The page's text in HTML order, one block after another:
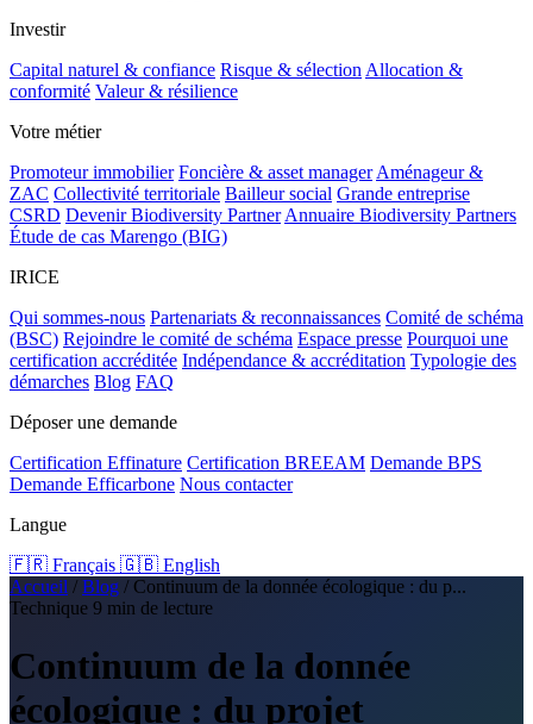
Investir
Capital naturel & confiance Risque & sélection Allocation &
conformité Valeur & résilience
Votre métier
Promoteur immobilier Foncière & asset manager Aménageur &
ZAC Collectivité territoriale Bailleur social Grande entreprise
CSRD Devenir Biodiversity Partner Annuaire Biodiversity Partners
Étude de cas Marengo (BIG)
IRICE
Qui sommes-nous Partenariats & reconnaissances Comité de schéma
(BSC) Rejoindre le comité de schéma Espace presse Pourquoi une
certification accréditée Indépendance & accréditation Typologie des
démarches Blog FAQ
Déposer une demande
Certification Effinature Certification BREEAM Demande BPS
Demande Efficarbone Nous contacter
Langue
🇫🇷 Français 🇬🇧 English
Accueil / Blog / Continuum de la donnée écologique : du p...
Technique 9 min de lecture
Continuum de la donnée
écologique : du projet